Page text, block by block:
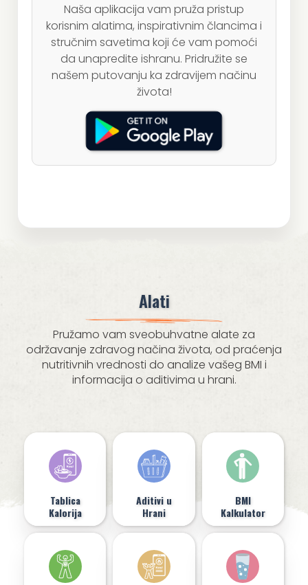
Naša aplikacija vam pruža pristup
korisnim alatima, inspirativnim člancima i
stručnim savetima koji će vam pomoći
da unapredite ishranu. Pridružite se
našem putovanju ka zdravijem načinu
života!
Alati
Pružamo vam sveobuhvatne alate za
održavanje zdravog načina života, od praćenja
nutritivnih vrednosti do analize vašeg BMI i
informacija o aditivima u hrani.
Tablica
Kalorija
Aditivi u
Hrani
BMI
Kalkulator